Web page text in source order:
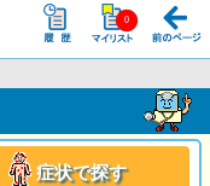
症状で探す